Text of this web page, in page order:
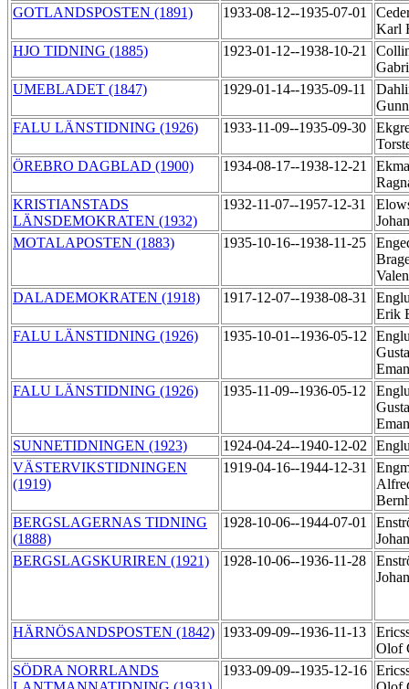
GOTLANDSPOSTEN (1891)
1933-08-12--1935-07-01
Karl
HJO TIDNING (1885)
1923-01-12--1938-10-21
UMEBLADET (1847)
1929-01-14--1935-09-11
FALU LÄNSTIDNING (1926)
1933-11-09--1935-09-30
ÖREBRO DAGBLAD (1900)
1934-08-17--1938-12-21
KRISTIANSTADS
LÄNSDEMOKRATEN (1932)
1932-11-07--1957-12-31
MOTALAPOSTEN (1883)
1935-10-16--1938-11-25
DALADEMOKRATEN (1918)
1917-12-07--1938-08-31
Erik
FALU LÄNSTIDNING (1926)
1935-10-01--1936-05-12
FALU LÄNSTIDNING (1926)
1935-11-09--1936-05-12
SUNNETIDNINGEN (1923)
1924-04-24--1940-12-02
VÄSTERVIKSTIDNINGEN
(1919)
1919-04-16--1944-12-31
BERGSLAGERNAS TIDNING
(1888)
1928-10-06--1944-07-01
BERGSLAGSKURIREN (1921)
1928-10-06--1936-11-28
HÄRNÖSANDSPOSTEN (1842) 1933-09-09--1936-11-13
Olof
SÖDRA NORRLANDS
1933-09-09--1935-12-16